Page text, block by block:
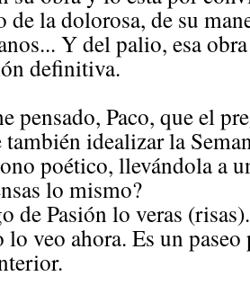
de la dolorosa, de su
Y del palio, esa
definitiva.
pensado, Paco, que el
idealizar la
poético, llevándola a
lo mismo?
de Pasión lo veras
veo ahora. Es un paseo